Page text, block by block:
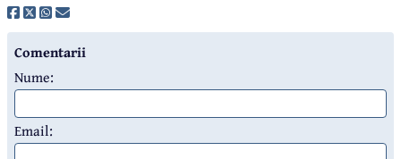
Comentarii
Nume:
Email: